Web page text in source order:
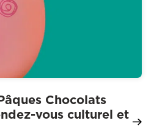
Chocolats
vous culturel et